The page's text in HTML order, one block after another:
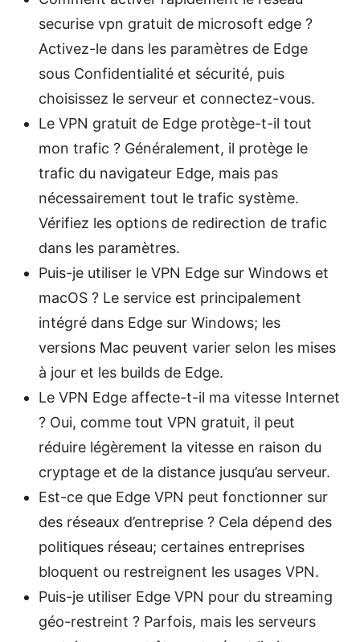
securise vpn gratuit de microsoft edge ?
Activez-le dans les paramètres de Edge
sous Confidentialité et sécurité, puis
choisissez le serveur et connectez-vous.
Le VPN gratuit de Edge protège-t-il tout
mon trafic ? Généralement, il protège le
trafic du navigateur Edge, mais pas
nécessairement tout le trafic système.
Vérifiez les options de redirection de trafic
dans les paramètres.
Puis-je utiliser le VPN Edge sur Windows et
macOS ? Le service est principalement
intégré dans Edge sur Windows; les
versions Mac peuvent varier selon les mises
à jour et les builds de Edge.
Le VPN Edge affecte-t-il ma vitesse Internet
? Oui, comme tout VPN gratuit, il peut
réduire légèrement la vitesse en raison du
cryptage et de la distance jusqu’au serveur.
Est-ce que Edge VPN peut fonctionner sur
des réseaux d’entreprise ? Cela dépend des
politiques réseau; certaines entreprises
bloquent ou restreignent les usages VPN.
Puis-je utiliser Edge VPN pour du streaming
géo-restreint ? Parfois, mais les serveurs